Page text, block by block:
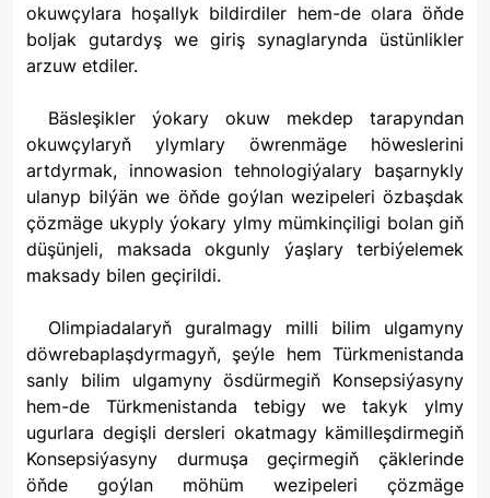
okuwçylara hoşallyk bildirdiler hem-de olara öňde
boljak gutardyş we giriş synaglarynda üstünlikler
arzuw etdiler.
Bäsleşikler ýokary okuw mekdep tarapyndan
okuwçylaryň ylymlary öwrenmäge höweslerini
artdyrmak, innowasion tehnologiýalary başarnykly
ulanyp bilýän we öňde goýlan wezipeleri özbaşdak
çözmäge ukyply ýokary ylmy mümkinçiligi bolan giň
düşünjeli, maksada okgunly ýaşlary terbiýelemek
maksady bilen geçirildi.
Olimpiadalaryň guralmagy milli bilim ulgamyny
döwrebaplaşdyrmagyň, şeýle hem Türkmenistanda
sanly bilim ulgamyny ösdürmegiň Konsepsiýasyny
hem-de Türkmenistanda tebigy we takyk ylmy
ugurlara degişli dersleri okatmagy kämilleşdirmegiň
Konsepsiýasyny durmuşa geçirmegiň çäklerinde
öňde goýlan möhüm wezipeleri çözmäge